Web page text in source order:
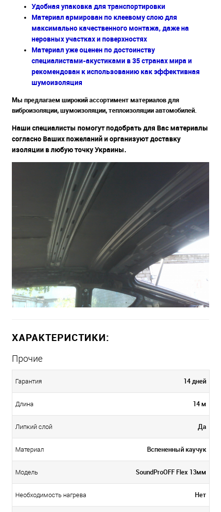
Удобная упаковка для транспортировки
Материал армирован по клеевому слою для
максимально качественного монтажа, даже на
неровных участках и поверхностях
Материал уже оценен по достоинству
специалистами-акустиками в 35 странах мира и
рекомендован к использованию как эффективная
шумоизоляция
Мы предлагаем широкий ассортимент материалов для
виброизоляции, шумоизоляции, теплоизоляции автомобилей.
Наши специалисты помогут подобрать для Вас материалы
согласно Ваших пожеланий и организуют доставку
изоляции в любую точку Украины.
ХАРАКТЕРИСТИКИ:
Прочие
Гарантия 14 дней
Длина 14 м
Липкий слой Да
Материал Вспененный каучук
Модель SoundProOFF Flex 13мм
Необходимость нагрева Нет